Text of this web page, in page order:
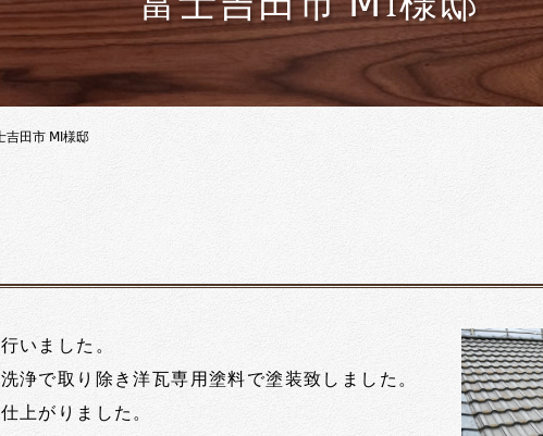
吉田市 ⅯI様邸
いました。
浄で取り除き洋瓦専用塗料で塗装致しました。
上がりました。